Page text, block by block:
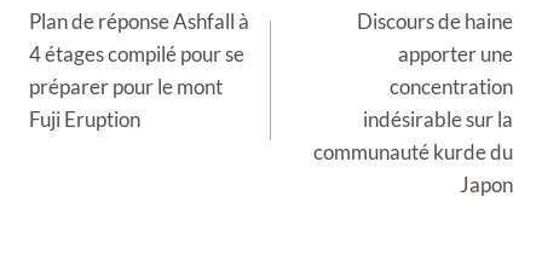
de
l’article
Plan de réponse Ashfall à
4 étages compilé pour se
préparer pour le mont
Fuji Eruption
Discours de haine
apporter une
concentration
indésirable sur la
communauté kurde du
Japon